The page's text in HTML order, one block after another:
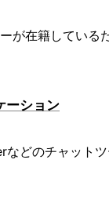
が在籍している
ーション
どのチャット